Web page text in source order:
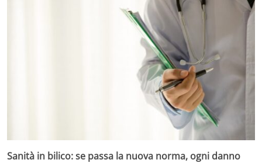
Sanità in bilico: se passa la nuova norma, ogni danno